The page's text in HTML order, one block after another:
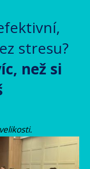
stresu?
než si